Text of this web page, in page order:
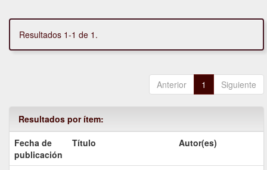
Resultados 1-1 de 1.
Anterior 1 Siguiente
Resultados por ítem:
Fecha de
publicación
Título Autor(es)